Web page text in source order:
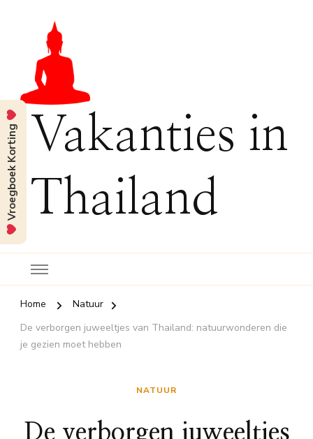
Vakanties in
Thailand
Home
Natuur
De verborgen juweeltjes van Thailand: natuurwonderen die
je gezien moet hebben
NATUUR
De verborgen juweeltjes
Vroegboek Korting